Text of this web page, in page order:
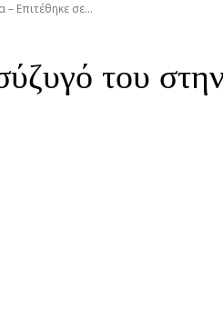
– Επιτέθηκε σε...
του